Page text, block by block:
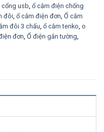
usb ổ cắm điện chống
đôi ổ cắm điện đơn Ổ cắm
đôi 3 chấu ổ cắm tenko o
đơn Ổ điện gắn tường